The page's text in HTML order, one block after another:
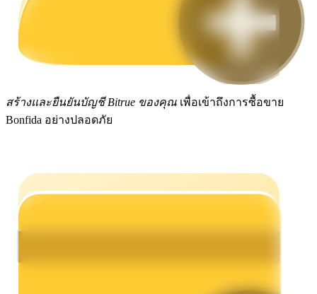
ได้รับ
พาวเวอร์พิกกี้
สร้างและยืนยันบัญชี Bitrue ของคุณ เพื่อเข้าถึงการซื้อขาย
Bonfida อย่างปลอดภัย